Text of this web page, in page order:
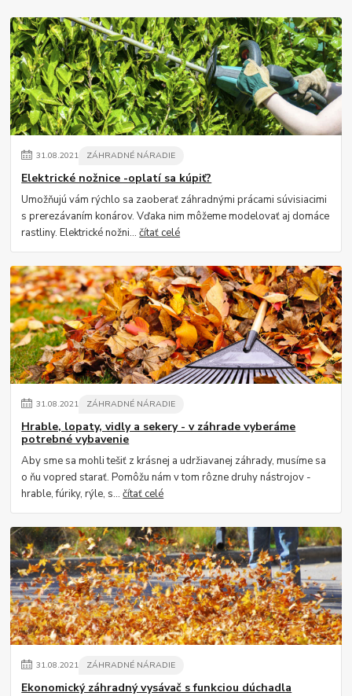
31.08.2021 ZÁHRADNÉ NÁRADIE
Elektrické nožnice -oplatí sa kúpiť?
Umožňujú vám rýchlo sa zaoberať záhradnými prácami súvisiacimi
s prerezávaním konárov. Vďaka nim môžeme modelovať aj domáce
rastliny. Elektrické nožni...čítať celé
31.08.2021 ZÁHRADNÉ NÁRADIE
Hrable, lopaty, vidly a sekery - v záhrade vyberáme
potrebné vybavenie
Aby sme sa mohli tešiť z krásnej a udržiavanej záhrady, musíme sa
o ňu vopred starať. Pomôžu nám v tom rôzne druhy nástrojov -
hrable, fúriky, rýle, s...čítať celé
31.08.2021 ZÁHRADNÉ NÁRADIE
Ekonomický záhradný vysávač s funkciou dúchadla